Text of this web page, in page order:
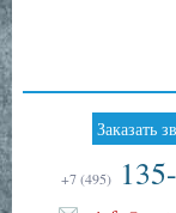
Заказать
+7 (495)